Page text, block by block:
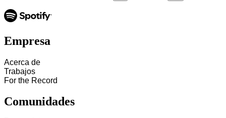
Empresa
Acerca de
Trabajos
For the Record
Comunidades